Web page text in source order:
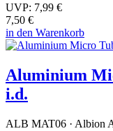
UVP: 7,99 €
7,50 €
in den Warenkorb
Aluminium
i.d.
ALB MAT06 · Albion